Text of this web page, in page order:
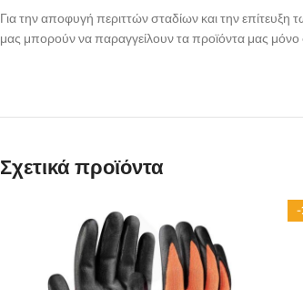
Για την αποφυγή περιττών σταδίων και την επίτευξη
μας μπορούν να παραγγείλουν τα προϊόντα μας μόνο
Σχετικά προϊόντα
-